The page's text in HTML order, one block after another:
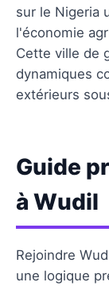
Questions
sur le Nigeria
l'économie
Cette ville de
dynamiques
extérieurs
Guide
à Wudil
Rejoindre
une logique